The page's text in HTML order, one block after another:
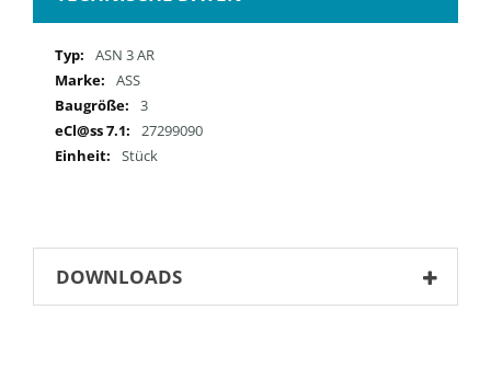
Mehr
Informationen
ASN 3 AR
ASS
3
27299090
Stück
DOWNLOADS